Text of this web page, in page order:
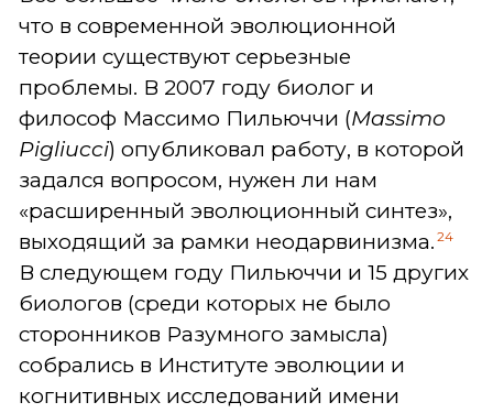
что в современной эволюционной
теории существуют серьезные
проблемы. В 2007 году биолог и
философ Массимо Пильюччи (Massimo
Pigliucci) опубликовал работу, в которой
задался вопросом, нужен ли нам
«расширенный эволюционный синтез»,
выходящий за рамки неодарвинизма. 24
В следующем году Пильюччи и 15 других
биологов (среди которых не было
сторонников Разумного замысла)
собрались в Институте эволюции и
когнитивных исследований имени